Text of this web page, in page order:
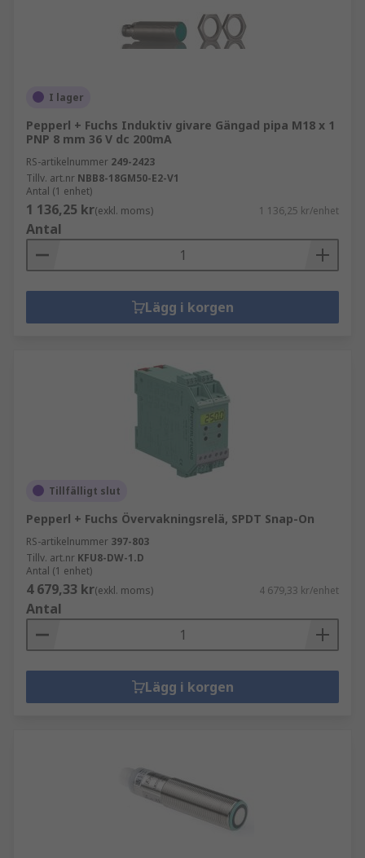
I lager
Pepperl + Fuchs Induktiv givare Gängad pipa M18 x 1
PNP 8 mm 36 V dc 200mA
RS-artikelnummer 249-2423
Tillv. art.nr NBB8-18GM50-E2-V1
Antal (1 enhet)
1 136,25 kr(exkl. moms) 1 136,25 kr/enhet
Antal
Lägg i korgen
Tillfälligt slut
Pepperl + Fuchs Övervakningsrelä, SPDT Snap-On
RS-artikelnummer 397-803
Tillv. art.nr KFU8-DW-1.D
Antal (1 enhet)
4 679,33 kr(exkl. moms) 4 679,33 kr/enhet
Antal
Lägg i korgen